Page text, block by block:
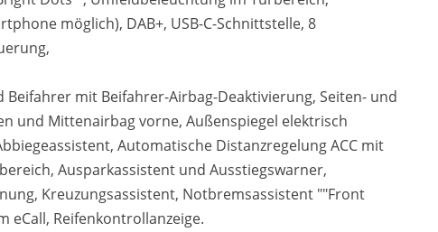
möglich), DAB+, USB-C-Schnittstelle, 8
Beifahrer mit Beifahrer-Airbag-Deaktivierung, Seiten- und
und Mittenairbag vorne, Außenspiegel elektrisch
Automatische Distanzregelung ACC mit
Ausparkassistent und Ausstiegswarner,
Kreuzungsassistent, Notbremsassistent ""Front
eCall, Reifenkontrollanzeige.